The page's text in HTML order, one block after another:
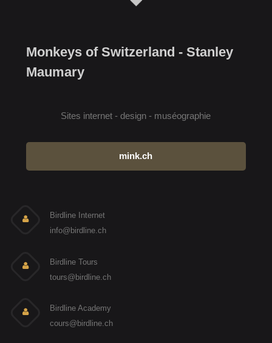
Monkeys of Switzerland - Stanley
Maumary
Sites internet - design - muséographie
mink.ch
Birdline Internet
info@birdline.ch
Birdline Tours
tours@birdline.ch
Birdline Academy
cours@birdline.ch